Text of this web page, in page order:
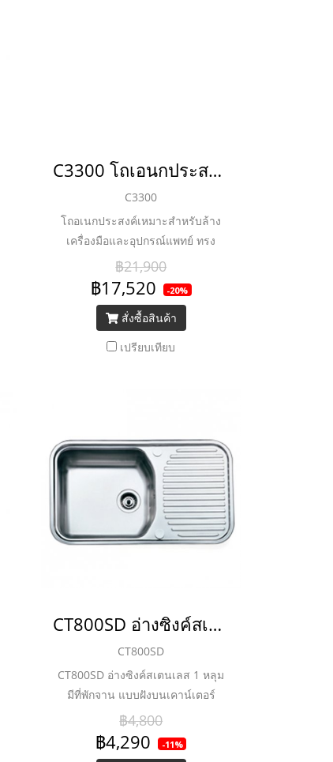
C3300 โถเอนกประสงค์
C3300
โถอเนกประสงค์เหมาะสำหรับล้าง
เครื่องมือและอุปกรณ์แพทย์ ทรง
เหลี่ยม แบบ Modern
฿21,900
฿17,520 -20%
สั่งซื้อสินค้า
เปรียบเทียบ
CT800SD อ่างซิงค์สเตนเลส 1 หลุม มีที่พักจาน แบบฝังบนเคาน์เตอร์ (ยกเลิกการขาย)
CT800SD
CT800SD อ่างซิงค์สเตนเลส 1 หลุม
มีที่พักจาน แบบฝังบนเคาน์เตอร์
฿4,800
฿4,290 -11%